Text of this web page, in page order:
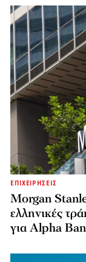
ΕΠΙΧΕΙΡΗΣΕΙΣ
Morgan
ελληνικές
για Alpha